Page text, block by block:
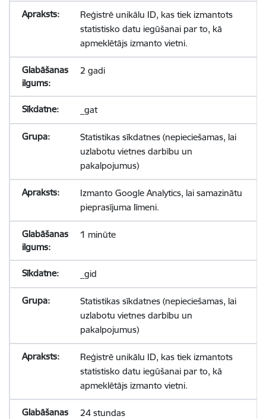
Reģistrē unikālu ID, kas tiek izmantots
statistisko datu iegūšanai par to, kā
apmeklētājs izmanto vietni.
2 gadi
_gat
Statistikas sīkdatnes (nepieciešamas, lai
uzlabotu vietnes darbību un
pakalpojumus)
Izmanto Google Analytics, lai samazinātu
pieprasījuma līmeni.
1 minūte
_gid
Statistikas sīkdatnes (nepieciešamas, lai
uzlabotu vietnes darbību un
pakalpojumus)
Reģistrē unikālu ID, kas tiek izmantots
statistisko datu iegūšanai par to, kā
apmeklētājs izmanto vietni.
24 stundas